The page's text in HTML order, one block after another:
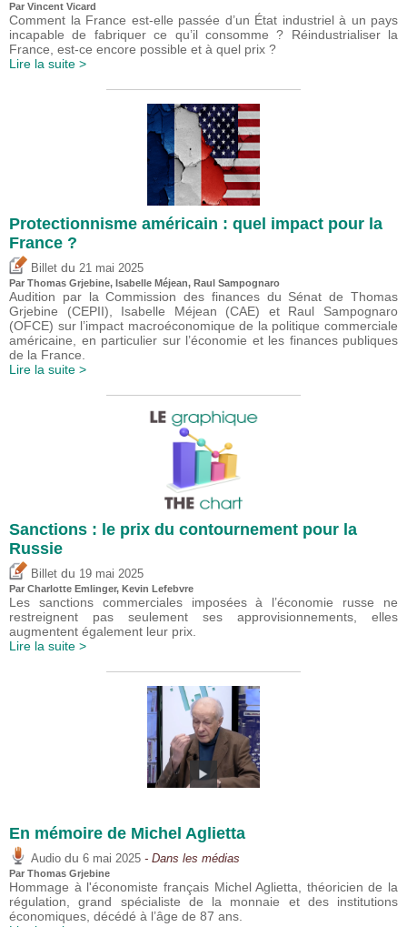
Par Vincent Vicard
Comment la France est-elle passée d’un État industriel à un pays
incapable de fabriquer ce qu’il consomme ? Réindustrialiser la
France, est-ce encore possible et à quel prix ?
Lire la suite >
Protectionnisme américain : quel impact pour la
France ?
Billet du 21 mai 2025
Par Thomas Grjebine, Isabelle Méjean, Raul Sampognaro
Audition par la Commission des finances du Sénat de Thomas
Grjebine (CEPII), Isabelle Méjean (CAE) et Raul Sampognaro
(OFCE) sur l’impact macroéconomique de la politique commerciale
américaine, en particulier sur l’économie et les finances publiques
de la France.
Lire la suite >
Sanctions : le prix du contournement pour la
Russie
Billet du 19 mai 2025
Par Charlotte Emlinger, Kevin Lefebvre
Les sanctions commerciales imposées à l’économie russe ne
restreignent pas seulement ses approvisionnements, elles
augmentent également leur prix.
Lire la suite >
En mémoire de Michel Aglietta
Audio du 6 mai 2025 - Dans les médias
Par Thomas Grjebine
Hommage à l'économiste français Michel Aglietta, théoricien de la
régulation, grand spécialiste de la monnaie et des institutions
économiques, décédé à l’âge de 87 ans.